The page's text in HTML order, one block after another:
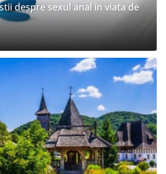
despre sexul anal in viata de